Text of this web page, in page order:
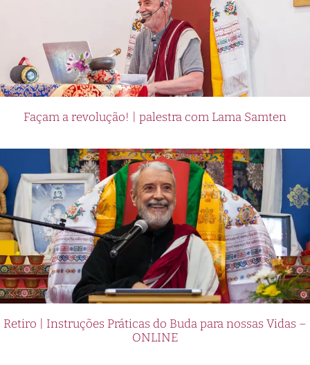
Façam a revolução! | palestra com Lama Samten
Retiro | Instruções Práticas do Buda para nossas Vidas –
ONLINE